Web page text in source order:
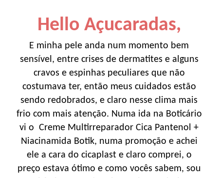
Hello Açucaradas,
E minha pele anda num momento bem
sensível, entre crises de dermatites e alguns
cravos e espinhas peculiares que não
costumava ter, então meus cuidados estão
sendo redobrados, e claro nesse clima mais
frio com mais atenção. Numa ida na Boticário
vi o Creme Multirreparador Cica Pantenol +
Niacinamida Botik, numa promoção e achei
ele a cara do cicaplast e claro comprei, o
preço estava ótimo e como vocês sabem, sou